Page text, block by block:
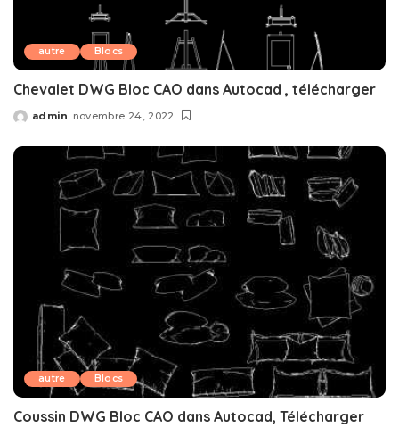
autre Blocs
Chevalet DWG Bloc CAO dans Autocad , télécharger
Posted
admin novembre 24, 2022
autre Blocs
Coussin DWG Bloc CAO dans Autocad, Télécharger